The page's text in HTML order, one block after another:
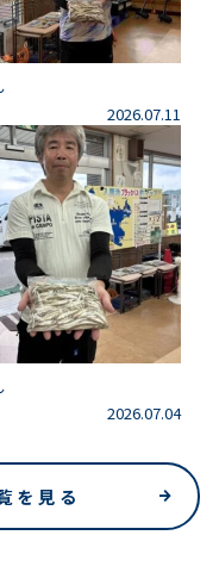
2026.07.11
2026.07.04
を見る